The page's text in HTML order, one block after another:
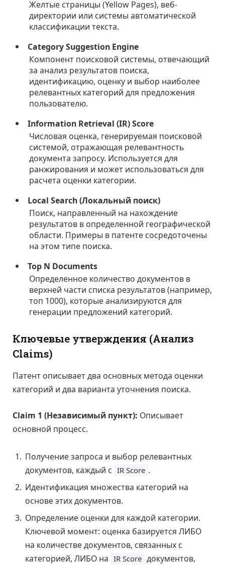
Желтые страницы (Yellow Pages), веб-
директории или системы автоматической
классификации текста.
Category Suggestion Engine
Компонент поисковой системы, отвечающий
за анализ результатов поиска,
идентификацию, оценку и выбор наиболее
релевантных категорий для предложения
пользователю.
Information Retrieval (IR) Score
Числовая оценка, генерируемая поисковой
системой, отражающая релевантность
документа запросу. Используется для
ранжирования и может использоваться для
расчета оценки категории.
Local Search (Локальный поиск)
Поиск, направленный на нахождение
результатов в определенной географической
области. Примеры в патенте сосредоточены
на этом типе поиска.
Top N Documents
Определенное количество документов в
верхней части списка результатов (например,
топ 1000), которые анализируются для
генерации предложений категорий.
Ключевые утверждения (Анализ
Claims)
Патент описывает два основных метода оценки
категорий и два варианта уточнения поиска.
Claim 1 (Независимый пункт): Описывает
основной процесс.
Получение запроса и выбор релевантных
документов, каждый с IR Score .
Идентификация множества категорий на
основе этих документов.
Определение оценки для каждой категории.
Ключевой момент: оценка базируется ЛИБО
на количестве документов, связанных с
категорией, ЛИБО на IR Score документов,